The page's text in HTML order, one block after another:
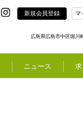
新規会員登録 マ
広島県広島市中区堀川
ニュース